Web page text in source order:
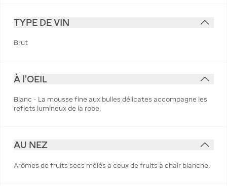
TYPE DE VIN
Brut
À l'OEIL
Blanc - La mousse fine aux bulles délicates accompagne les
reflets lumineux de la robe.
AU NEZ
Arômes de fruits secs mêlés à ceux de fruits à chair blanche.